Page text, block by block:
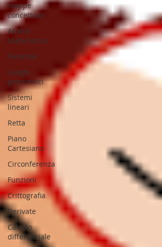
mappe
concettuali
Analisi
Matematica
Parabola
Luoghi
geometrici
Sistemi
lineari
Retta
Piano
Cartesiano
Circonferenza
Funzioni
Crittografia
Derivate
Calcolo
differenziale